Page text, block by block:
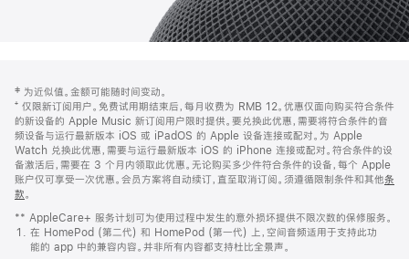
页
页
脚
注
‡ 为近似值。金额可能随时间变动。
⁺ 仅限新订阅用户。免费试用期结束后，每月收费为 RMB 12。优惠仅面向购买符合条件
的新设备的 Apple Music 新订阅用户限时提供。要兑换此优惠，需要将符合条件的音
频设备与运行最新版本 iOS 或 iPadOS 的 Apple 设备连接或配对。为 Apple
Watch 兑换此优惠，需要与运行最新版本 iOS 的 iPhone 连接或配对。符合条件的设
备激活后，需要在 3 个月内领取此优惠。无论购买多少件符合条件的设备，每个 Apple
账户仅可享受一次优惠。会员方案将自动续订，直至取消订阅。须遵循限制条件和其他条
款。
窗
口
中
** AppleCare+ 服务计划可为使用过程中发生的意外损坏提供不限次数的保修服务。
在 HomePod (第二代) 和 HomePod (第一代) 上，空间音频适用于支持此功
能的 app 中的兼容内容。并非所有内容都支持杜比全景声。